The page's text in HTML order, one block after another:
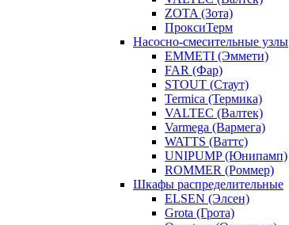
ZOTA (Зота)
ПроксиТерм
Насосно-смесительные узлы
EMMETI (Эммети)
FAR (Фар)
STOUT (Стаут)
Termica (Термика)
VALTEC (Валтек)
Varmega (Вармега)
WATTS (Ваттс)
UNIPUMP (Юнипамп)
ROMMER (Роммер)
Шкафы распределительные
ELSEN (Элсен)
Grota (Грота)